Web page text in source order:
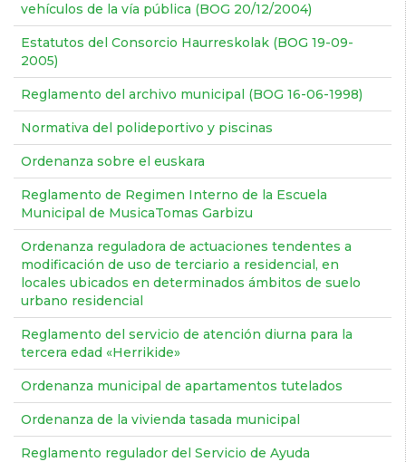
vehículos de la vía pública (BOG 20/12/2004)
Estatutos del Consorcio Haurreskolak (BOG 19-09-
2005)
Reglamento del archivo municipal (BOG 16-06-1998)
Normativa del polideportivo y piscinas
Ordenanza sobre el euskara
Reglamento de Regimen Interno de la Escuela
Municipal de MusicaTomas Garbizu
Ordenanza reguladora de actuaciones tendentes a
modificación de uso de terciario a residencial, en
locales ubicados en determinados ámbitos de suelo
urbano residencial
Reglamento del servicio de atención diurna para la
tercera edad «Herrikide»
Ordenanza municipal de apartamentos tutelados
Ordenanza de la vivienda tasada municipal
Reglamento regulador del Servicio de Ayuda